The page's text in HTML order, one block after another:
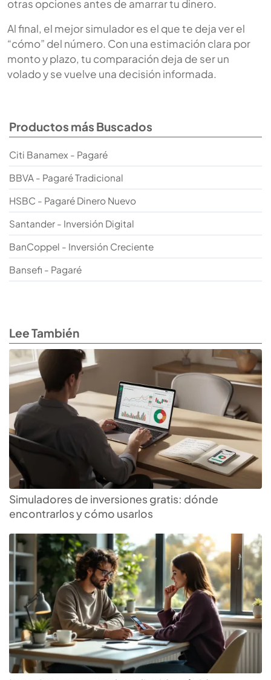
otras opciones antes de amarrar tu dinero.
Al final, el mejor simulador es el que te deja ver el
“cómo” del número. Con una estimación clara por
monto y plazo, tu comparación deja de ser un
volado y se vuelve una decisión informada.
Productos más Buscados
Citi Banamex - Pagaré
BBVA - Pagaré Tradicional
HSBC - Pagaré Dinero Nuevo
Santander - Inversión Digital
BanCoppel - Inversión Creciente
Bansefi - Pagaré
Lee También
Simuladores de inversiones gratis: dónde
encontrarlos y cómo usarlos